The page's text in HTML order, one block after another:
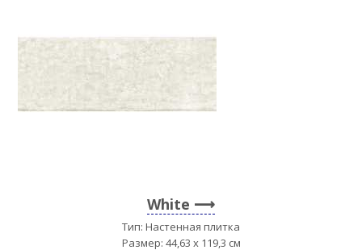
White
Тип: Настенная плитка
Размер: 44,63 x 119,3 см